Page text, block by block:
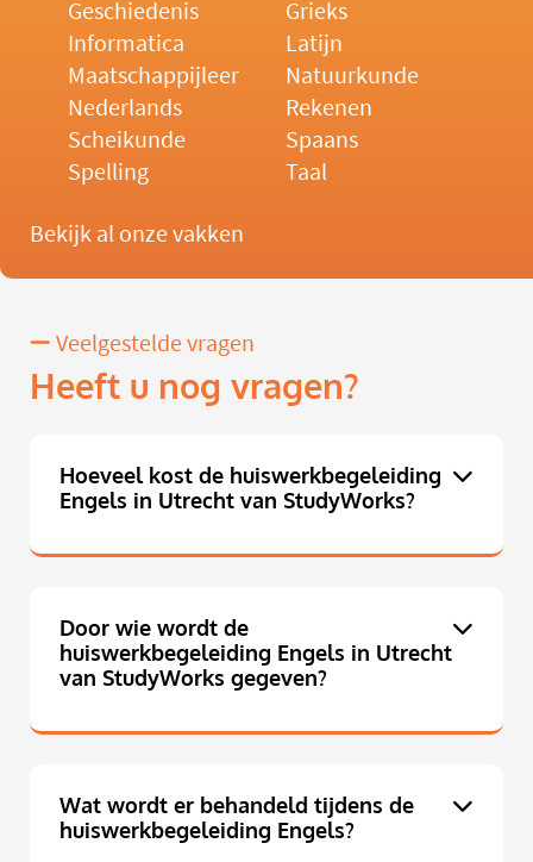
Geschiedenis
Grieks
Informatica
Latijn
Maatschappijleer
Natuurkunde
Nederlands
Rekenen
Scheikunde
Spaans
Spelling
Taal
Bekijk al onze vakken
Veelgestelde vragen
Heeft u nog vragen?
Hoeveel kost de huiswerkbegeleiding
Engels in Utrecht van StudyWorks?
Door wie wordt de
huiswerkbegeleiding Engels in Utrecht
van StudyWorks gegeven?
Wat wordt er behandeld tijdens de
huiswerkbegeleiding Engels?